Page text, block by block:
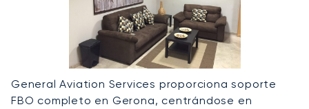
General Aviation Services proporciona soporte
FBO completo en Gerona, centrándose en